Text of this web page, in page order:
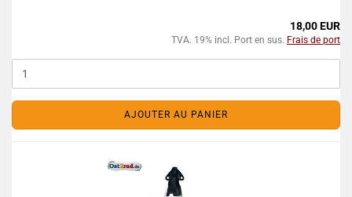
18,00 EUR
TVA. 19% incl. Port en sus. Frais de port
AJOUTER AU PANIER